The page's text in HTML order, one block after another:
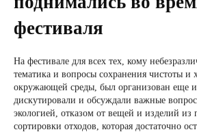
фестиваля
На фестивале для всех тех, кому
тематика и вопросы сохранения чистоты и
окружающей среды, был организован еще и
дискутировали и обсуждали важные
экологией, отказом от вещей и изделий из
сортировки отходов, которая достаточно